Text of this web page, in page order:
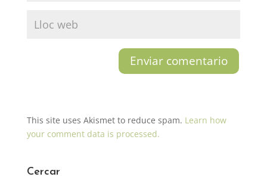
This site uses Akismet to reduce spam. Learn how
your comment data is processed.
Cercar